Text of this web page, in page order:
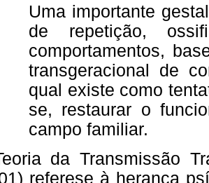
Uma importante
de repetição,
comportamentos,
transgeracional de
qual existe como
se, restaurar o
campo familiar.
da Transmissão
referese à herança